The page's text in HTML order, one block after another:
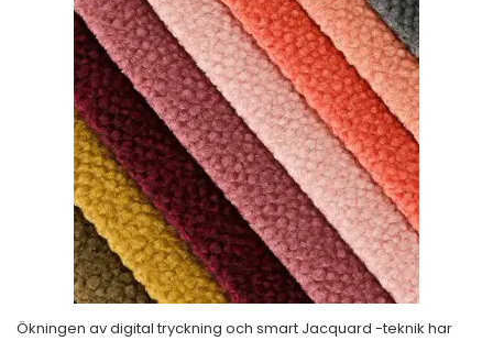
Ökningen av digital tryckning och smart Jacquard -teknik har